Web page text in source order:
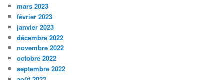
mars 2023
février 2023
janvier 2023
décembre 2022
novembre 2022
octobre 2022
septembre 2022